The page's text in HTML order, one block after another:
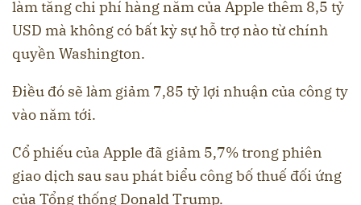
làm tăng chi phí hàng năm của Apple thêm 8,5 tỷ
USD mà không có bất kỳ sự hỗ trợ nào từ chính
quyền Washington.
Điều đó sẽ làm giảm 7,85 tỷ lợi nhuận của công ty
vào năm tới.
Cổ phiếu của Apple đã giảm 5,7% trong phiên
giao dịch sau sau phát biểu công bố thuế đối ứng
của Tổng thống Donald Trump.